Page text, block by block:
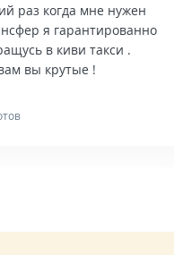
раз когда мне нужен
я гарантированно
в киви такси .
вы крутые !